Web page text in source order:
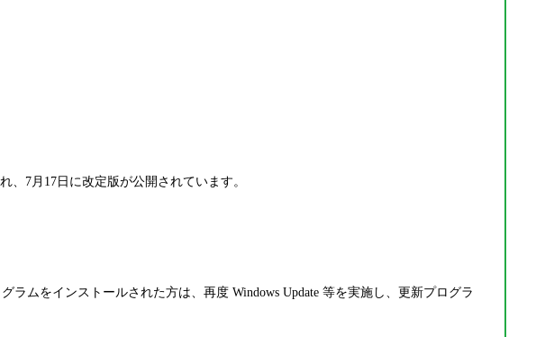
、7月17日に改定版が公開されています。
ラムをインストールされた方は、再度 Windows Update 等を実施し、更新プログラ